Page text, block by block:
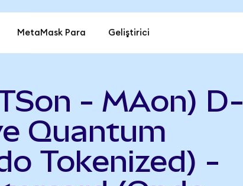
MetaMask Para Geliştirici
- MAon) D-
Quantum
Tokenized) -